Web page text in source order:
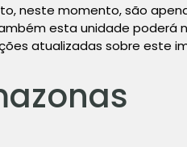
neste momento, são
esta unidade poderá
atualizadas sobre este